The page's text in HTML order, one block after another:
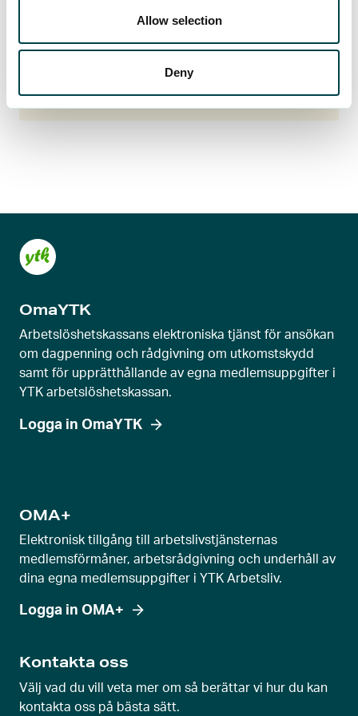
Allow selection
Deny
betalats korrekt? Om du stöter på knepiga
OmaYTK
Arbetslöshetskassans elektroniska tjänst för ansökan
om dagpenning och rådgivning om utkomstskydd
samt för upprätthållande av egna medlemsuppgifter i
YTK arbetslöshetskassan.
Logga in OmaYTK
OMA+
Elektronisk tillgång till arbetslivstjänsternas
medlemsförmåner, arbetsrådgivning och underhåll av
dina egna medlemsuppgifter i YTK Arbetsliv.
Logga in OMA+
Kontakta oss
Välj vad du vill veta mer om så berättar vi hur du kan
kontakta oss på bästa sätt.